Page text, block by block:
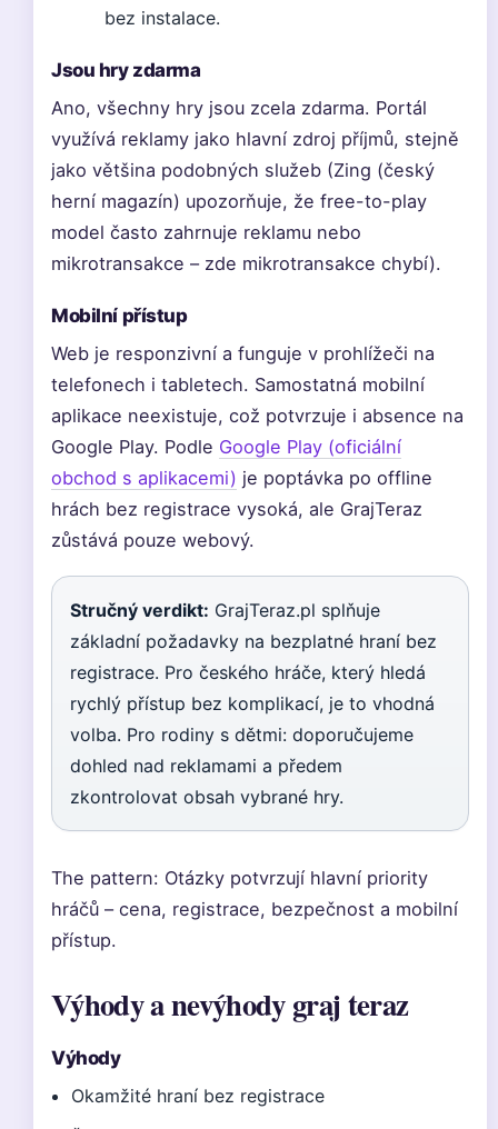
bez instalace.
Jsou hry zdarma
Ano, všechny hry jsou zcela zdarma. Portál
využívá reklamy jako hlavní zdroj příjmů, stejně
jako většina podobných služeb (Zing (český
herní magazín) upozorňuje, že free-to-play
model často zahrnuje reklamu nebo
mikrotransakce – zde mikrotransakce chybí).
Mobilní přístup
Web je responzivní a funguje v prohlížeči na
telefonech i tabletech. Samostatná mobilní
aplikace neexistuje, což potvrzuje i absence na
Google Play. Podle Google Play (oficiální
obchod s aplikacemi) je poptávka po offline
hrách bez registrace vysoká, ale GrajTeraz
zůstává pouze webový.
Stručný verdikt: GrajTeraz.pl splňuje
základní požadavky na bezplatné hraní bez
registrace. Pro českého hráče, který hledá
rychlý přístup bez komplikací, je to vhodná
volba. Pro rodiny s dětmi: doporučujeme
dohled nad reklamami a předem
zkontrolovat obsah vybrané hry.
The pattern: Otázky potvrzují hlavní priority
hráčů – cena, registrace, bezpečnost a mobilní
přístup.
Výhody a nevýhody graj teraz
Výhody
Okamžité hraní bez registrace